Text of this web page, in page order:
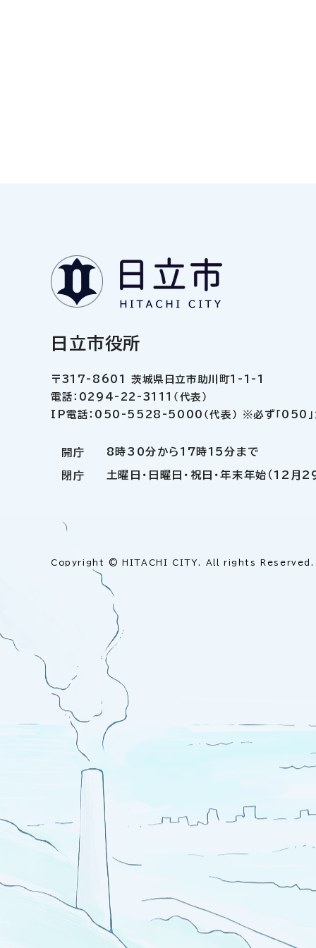
日立市役所
〒317-8601 茨城県日立市助川町1-1-1
電話：0294-22-3111（代表）
IP電話：050-5528-5000（代表） ※必ず「050」か
開庁 8時30分から17時15分まで
閉庁 土曜日・日曜日・祝日・年末年始（12
Copyright © HITACHI CITY. All rights Reserved.